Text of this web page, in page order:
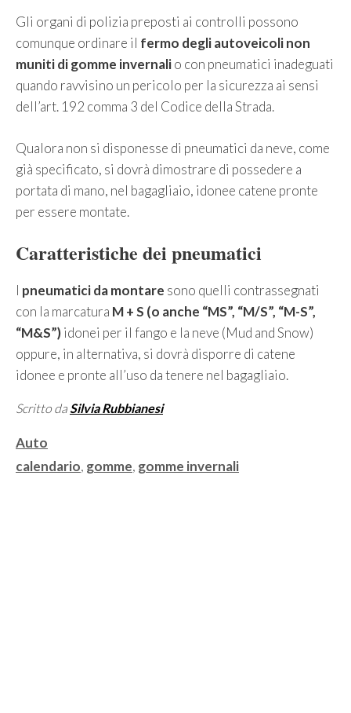
Gli organi di polizia preposti ai controlli possono
comunque ordinare il fermo degli autoveicoli non
muniti di gomme invernalio con pneumatici inadeguati
quando ravvisino un pericolo per la sicurezza ai sensi
dell’art. 192 comma 3 del Codice della Strada.
Qualora non si disponesse di pneumatici da neve, come
già specificato, si dovrà dimostrare di possedere a
portata di mano, nel bagagliaio, idonee catene pronte
per essere montate.
Caratteristiche dei pneumatici
I pneumatici da montare sono quelli contrassegnati
con la marcatura M + S (o anche “MS”, “M/S”, “M-S”,
“M&S”)idonei per il fango e la neve (Mud and Snow)
oppure, in alternativa, si dovrà disporre di catene
idonee e pronte all’uso da tenere nel bagagliaio.
Scritto daSilvia Rubbianesi
Categorie
Auto
Tag
calendario, gomme, gomme invernali